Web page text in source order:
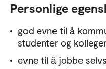
Personlige
god evne til å
studenter og
evne til å jobbe